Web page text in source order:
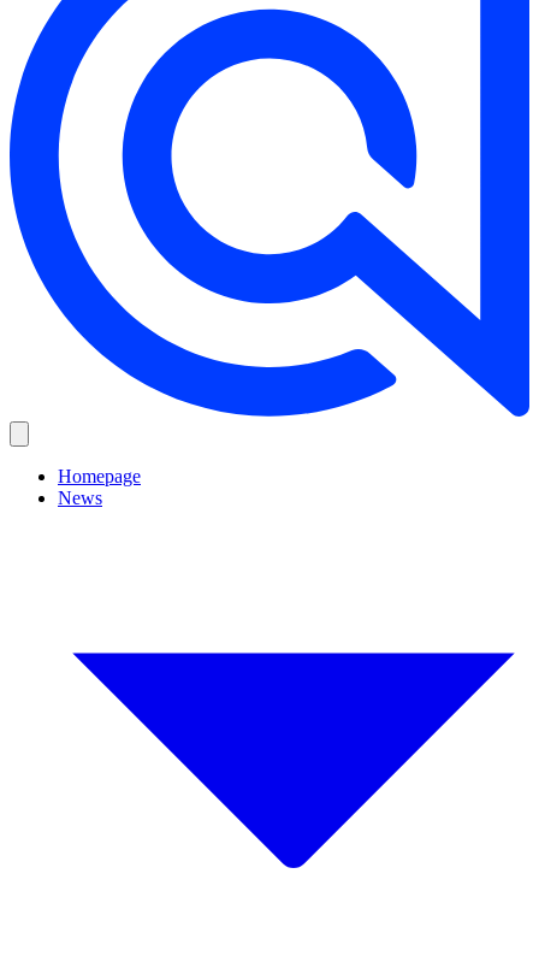
Homepage
News